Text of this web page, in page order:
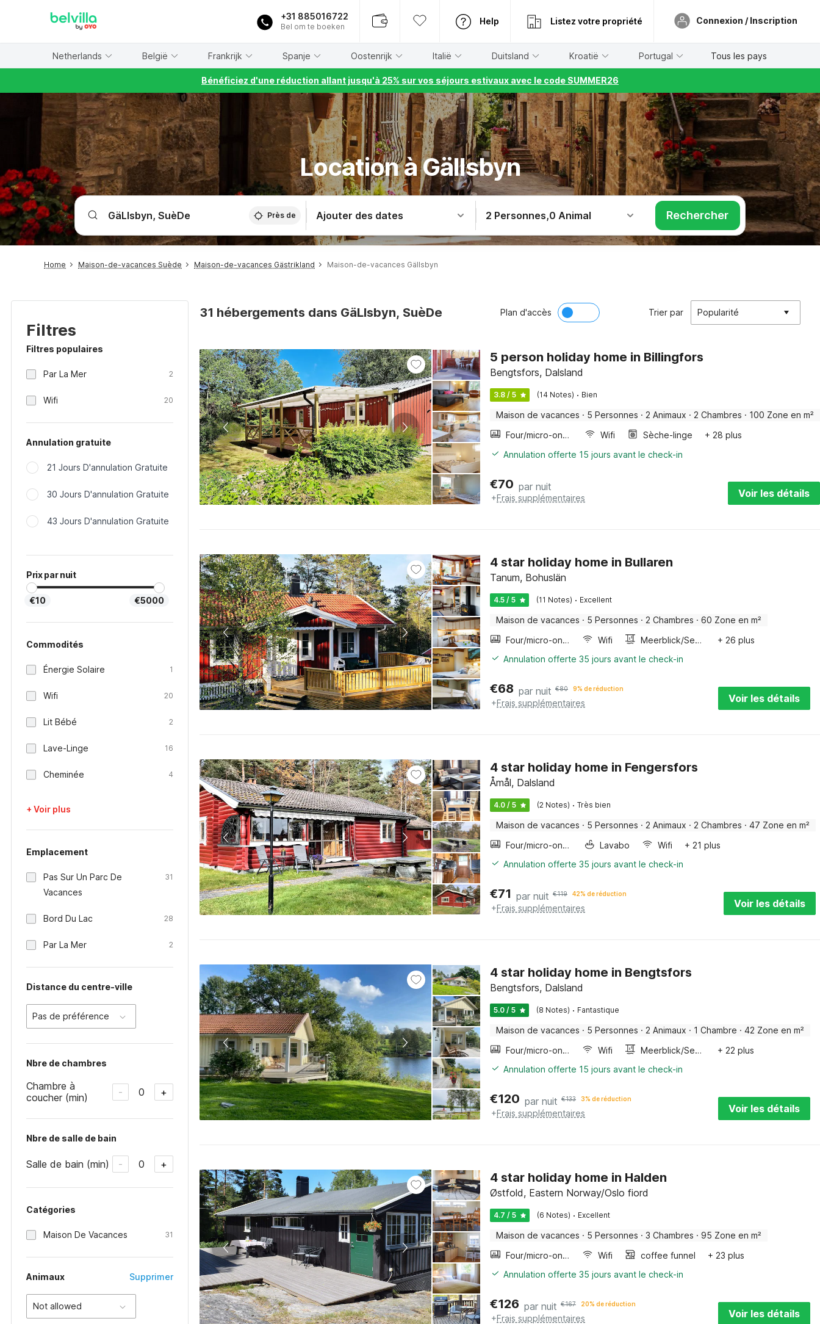
+31 885016722
Bel om te boeken
Help Listez votre propriété Connexion / Inscription
Netherlands België Frankrijk Spanje Oostenrijk Italië Duitsland Kroatië Portugal Tous les pays
Bénéficiez d'une réduction allant jusqu'à 25% sur vos séjours estivaux avec le code SUMMER26
Location à Gällsbyn
Près de Ajouter des dates 2 Personnes,0 Animal Rechercher
Home Maison-de-vacances Suède Maison-de-vacances Gästrikland Maison-de-vacances Gällsbyn
Filtres
Filtres populaires
Par La Mer 2
Wifi 20
Annulation gratuite
21 Jours D'annulation Gratuite
30 Jours D'annulation Gratuite
43 Jours D'annulation Gratuite
Prix par nuit
€10 €5000
Commodités
Énergie Solaire 1
Wifi 20
Lit Bébé 2
Lave-Linge 16
Cheminée 4
+ Voir plus
Emplacement
Pas Sur Un Parc De
Vacances
31
Bord Du Lac 28
Par La Mer 2
Distance du centre-ville
Pas de préférence
Nbre de chambres
Chambre à
coucher (min)
- 0 +
Nbre de salle de bain
Salle de bain (min) - 0 +
Catégories
Maison De Vacances 31
Animaux Supprimer
Not allowed
31 hébergements dans GäLlsbyn, SuèDe Plan d'accès Trier par Popularité
5 person holiday home in Billingfors
Bengtsfors, Dalsland
3.8 / 5 (14 Notes) · Bien
Maison de vacances · 5 Personnes · 2 Animaux · 2 Chambres · 100 Zone en m²
Four/micro-onde combinés
Wifi Sèche-linge
+ 28 plus
Annulation offerte 15 jours avant le check-in
€70 par nuit
+Frais supplémentaires Voir les détails
4 star holiday home in Bullaren
Tanum, Bohuslän
4.5 / 5 (11 Notes) · Excellent
Maison de vacances · 5 Personnes · 2 Chambres · 60 Zone en m²
Four/micro-onde combinés
Wifi Meerblick/Seeblick
+ 26 plus
Annulation offerte 35 jours avant le check-in
€68 par nuit €80 9% de réduction
+Frais supplémentaires Voir les détails
4 star holiday home in Fengersfors
Åmål, Dalsland
4.0 / 5 (2 Notes) · Très bien
Maison de vacances · 5 Personnes · 2 Animaux · 2 Chambres · 47 Zone en m²
Four/micro-onde combinés
Lavabo Wifi
+ 21 plus
Annulation offerte 35 jours avant le check-in
€71 par nuit €119 42% de réduction
+Frais supplémentaires Voir les détails
4 star holiday home in Bengtsfors
Bengtsfors, Dalsland
5.0 / 5 (8 Notes) · Fantastique
Maison de vacances · 5 Personnes · 2 Animaux · 1 Chambre · 42 Zone en m²
Four/micro-onde combinés
Wifi Meerblick/Seeblick
+ 22 plus
Annulation offerte 15 jours avant le check-in
€120 par nuit €133 3% de réduction
+Frais supplémentaires Voir les détails
4 star holiday home in Halden
Østfold, Eastern Norway/Oslo fiord
4.7 / 5 (6 Notes) · Excellent
Maison de vacances · 5 Personnes · 3 Chambres · 95 Zone en m²
Four/micro-onde combinés
Wifi coffee funnel
+ 23 plus
Annulation offerte 35 jours avant le check-in
€126 par nuit €167 20% de réduction
+Frais supplémentaires Voir les détails